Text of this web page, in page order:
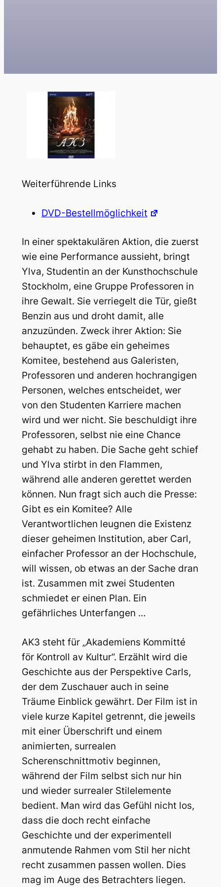
Weiterführende Links
DVD-Bestellmöglichkeit
In einer spektakulären Aktion, die zuerst
wie eine Performance aussieht, bringt
Ylva, Studentin an der Kunsthochschule
Stockholm, eine Gruppe Professoren in
ihre Gewalt. Sie verriegelt die Tür, gießt
Benzin aus und droht damit, alle
anzuzünden. Zweck ihrer Aktion: Sie
behauptet, es gäbe ein geheimes
Komitee, bestehend aus Galeristen,
Professoren und anderen hochrangigen
Personen, welches entscheidet, wer
von den Studenten Karriere machen
wird und wer nicht. Sie beschuldigt ihre
Professoren, selbst nie eine Chance
gehabt zu haben. Die Sache geht schief
und Ylva stirbt in den Flammen,
während alle anderen gerettet werden
können. Nun fragt sich auch die Presse:
Gibt es ein Komitee? Alle
Verantwortlichen leugnen die Existenz
dieser geheimen Institution, aber Carl,
einfacher Professor an der Hochschule,
will wissen, ob etwas an der Sache dran
ist. Zusammen mit zwei Studenten
schmiedet er einen Plan. Ein
gefährliches Unterfangen …
AK3 steht für „Akademiens Kommitté
för Kontroll av Kultur“. Erzählt wird die
Geschichte aus der Perspektive Carls,
der dem Zuschauer auch in seine
Träume Einblick gewährt. Der Film ist in
viele kurze Kapitel getrennt, die jeweils
mit einer Überschrift und einem
animierten, surrealen
Scherenschnittmotiv beginnen,
während der Film selbst sich nur hin
und wieder surrealer Stilelemente
bedient. Man wird das Gefühl nicht los,
dass die doch recht einfache
Geschichte und der experimentell
anmutende Rahmen vom Stil her nicht
recht zusammen passen wollen. Dies
mag im Auge des Betrachters liegen.